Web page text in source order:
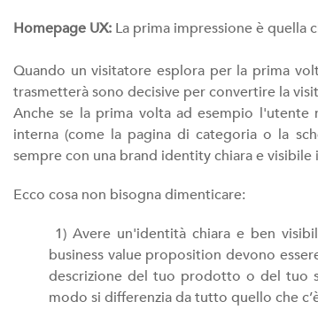
Homepage UX: La prima impressione è quella
Quando un visitatore esplora per la prima
trasmetterà sono decisive per convertire la
Anche se la prima volta ad esempio
interna (come la pagina di categoria o la
sempre con una brand identity chiara e
Ecco cosa non bisogna dimenticare:
1) Avere un'identità chiara e ben
business value proposition devono
descrizione del tuo prodotto o del tuo
modo si differenzia da tutto quello che